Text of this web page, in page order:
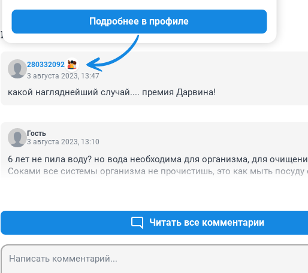
КОММЕНТАРИИ 2
280332092
Подробнее в профиле
3 августа 2023, 13:47
какой нагляднейший случай.... премия Дарвина!
Гость
3 августа 2023, 13:10
6 лет не пила воду? но вода необходима для организма, для
Соками все системы организма не прочистишь, это как мыть посуду
Читать все комментарии